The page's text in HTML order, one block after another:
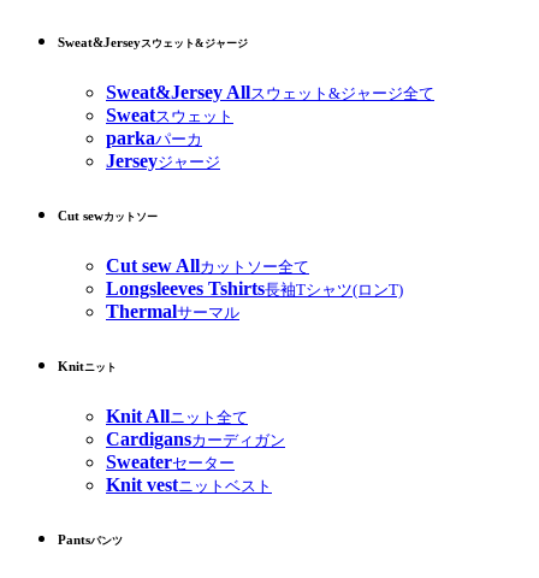
Sweat&Jerseyスウェット&ジャージ
Sweat&Jersey Allスウェット&ジャージ全て
Sweatスウェット
parkaパーカ
Jerseyジャージ
Cut sewカットソー
Cut sew Allカットソー全て
Longsleeves Tshirts長袖Tシャツ(ロンT)
Thermalサーマル
Knitニット
Knit Allニット全て
Cardigansカーディガン
Sweaterセーター
Knit vestニットベスト
Pantsパンツ